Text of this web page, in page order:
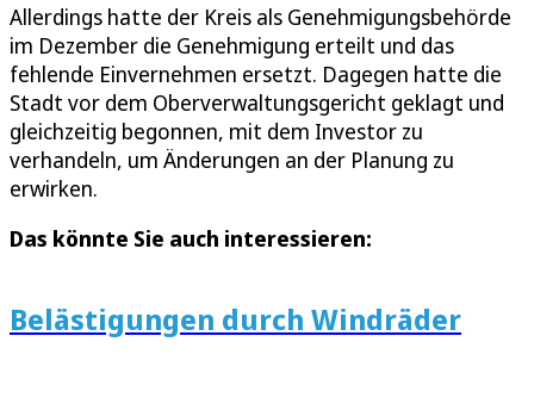
Allerdings hatte der Kreis als Genehmigungsbehörde
im Dezember die Genehmigung erteilt und das
fehlende Einvernehmen ersetzt. Dagegen hatte die
Stadt vor dem Oberverwaltungsgericht geklagt und
gleichzeitig begonnen, mit dem Investor zu
verhandeln, um Änderungen an der Planung zu
erwirken.
Das könnte Sie auch interessieren:
Belästigungen durch Windräder